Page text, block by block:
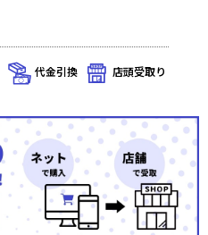
代金引換 店頭受取り